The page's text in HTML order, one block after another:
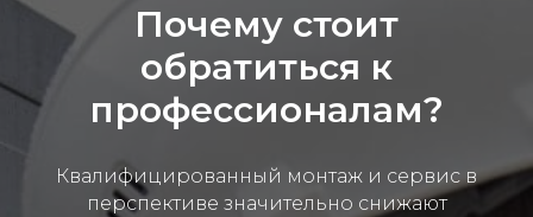
Почему стоит
обратиться к
профессионалам?
Квалифицированный монтаж и сервис в
перспективе значительно снижают